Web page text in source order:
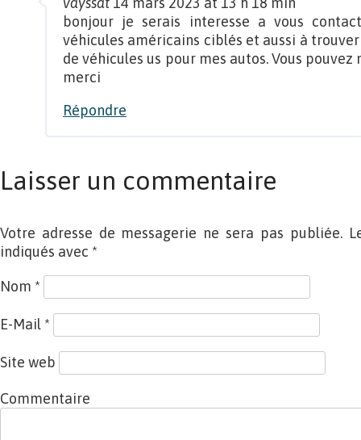
bonjour je serais interesse a vous
véhicules américains ciblés et aussi à
de véhicules us pour mes autos. Vous
merci
Répondre
Laisser un commentaire
Votre adresse de messagerie ne sera pas publiée.
indiqués avec *
Nom *
E-Mail *
Site web
Commentaire